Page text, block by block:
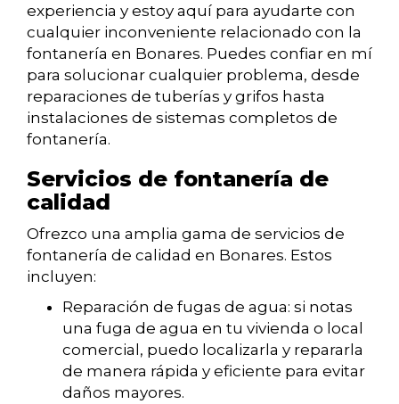
experiencia y estoy aquí para ayudarte con
cualquier inconveniente relacionado con la
fontanería en Bonares. Puedes confiar en mí
para solucionar cualquier problema, desde
reparaciones de tuberías y grifos hasta
instalaciones de sistemas completos de
fontanería.
Servicios de fontanería de
calidad
Ofrezco una amplia gama de servicios de
fontanería de calidad en Bonares. Estos
incluyen:
Reparación de fugas de agua: si notas
una fuga de agua en tu vivienda o local
comercial, puedo localizarla y repararla
de manera rápida y eficiente para evitar
daños mayores.